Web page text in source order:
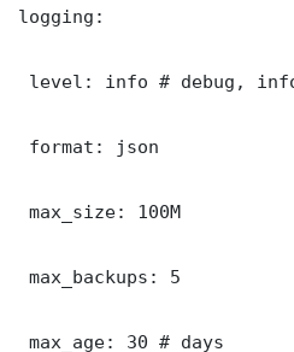
logging:
level: info # debug,
format: json
max_size: 100M
max_backups: 5
max_age: 30 # days